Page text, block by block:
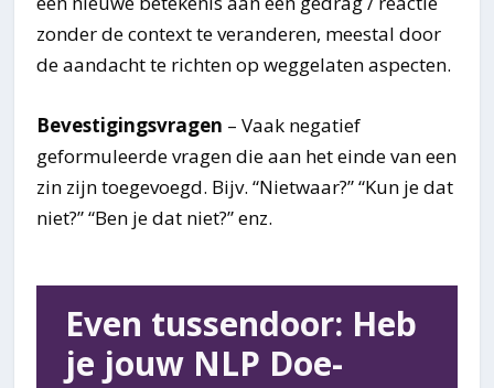
zonder de context te veranderen, meestal door
de aandacht te richten op weggelaten aspecten.
Bevestigingsvragen – Vaak negatief
geformuleerde vragen die aan het einde van een
zin zijn toegevoegd. Bijv. “Nietwaar?” “Kun je dat
niet?” “Ben je dat niet?” enz.
Even tussendoor: Heb
je jouw NLP Doe-